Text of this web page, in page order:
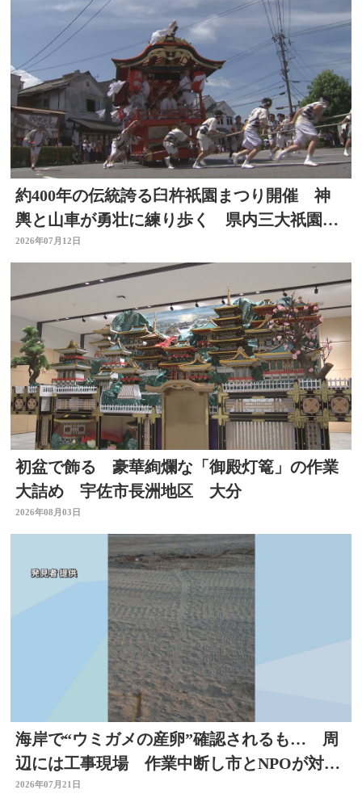
約400年の伝統誇る臼杵祇園まつり開催 神
輿と山車が勇壮に練り歩く 県内三大祇園の
１つ 大分
2026年07月12日
初盆で飾る 豪華絢爛な「御殿灯篭」の作業
大詰め 宇佐市長洲地区 大分
2026年08月03日
海岸で“ウミガメの産卵”確認されるも… 周
辺には工事現場 作業中断し市とNPOが対応
を協議 大分
2026年07月21日